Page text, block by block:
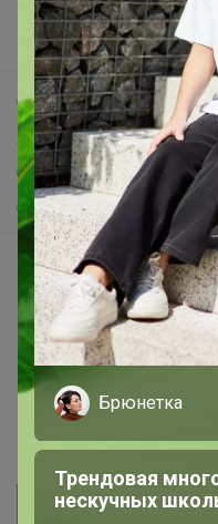
Новости
Поддержка альпак
Самое выгодное
Хиты продаж
Самое желанное
Самое быстрое
Начать зарабатывать с
Picabox.ru - Лучшее
Розыгрыш - Генератор
Пульс нашего
Укорачиватель ссылок
Брюнетка
Трендовая
нескучных